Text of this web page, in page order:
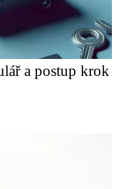
a postup krok